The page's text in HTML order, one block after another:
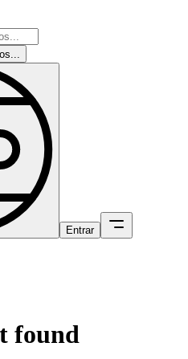
Entrar
found